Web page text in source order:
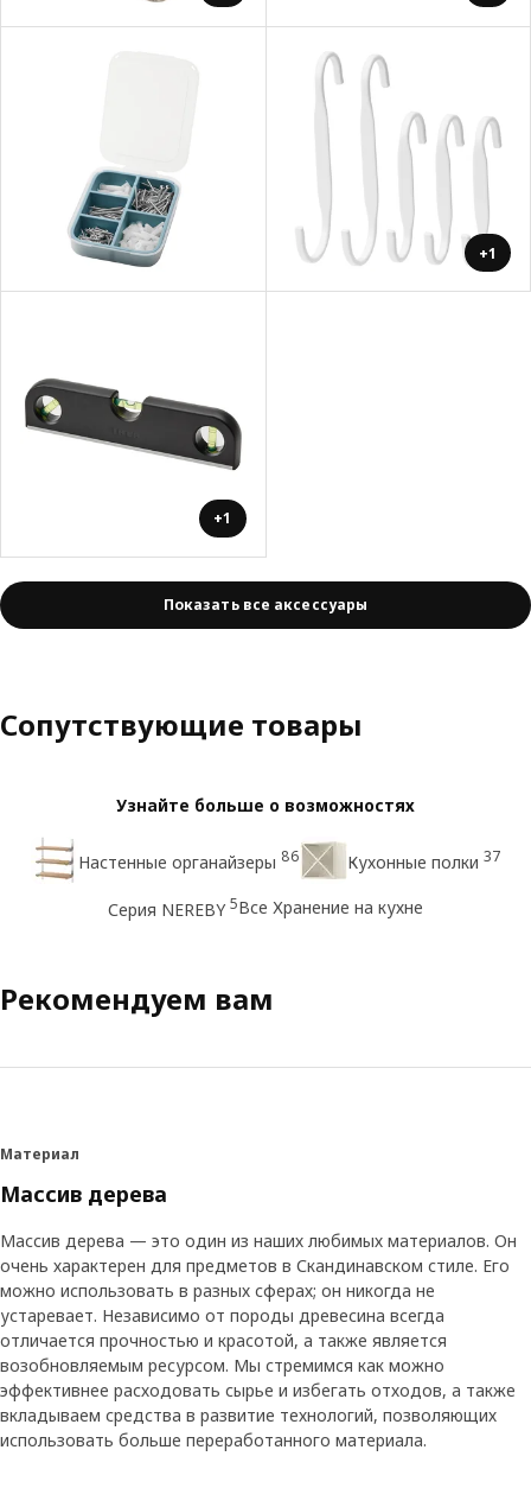
+1
+1
Показать все аксессуары
Сопутствующие товары
Узнайте больше о возможностях
Настенные органайзеры 86 Кухонные полки 37
Серия NEREBY 5Все Хранение на кухне
Рекомендуем вам
Материал
Массив дерева
Массив дерева — это один из наших любимых материалов. Он
очень характерен для предметов в Скандинавском стиле. Его
можно использовать в разных сферах; он никогда не
устаревает. Независимо от породы древесина всегда
отличается прочностью и красотой, а также является
возобновляемым ресурсом. Мы стремимся как можно
эффективнее расходовать сырье и избегать отходов, а также
вкладываем средства в развитие технологий, позволяющих
использовать больше переработанного материала.